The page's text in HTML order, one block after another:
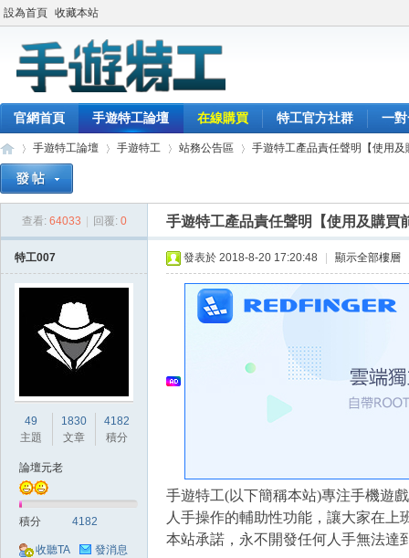
設為首頁 收藏本站
官網首頁 手遊特工論壇 在線購買 特工官方社群 一
手遊特工論壇
›
手遊特工 站務公告區
›
手遊特工產品責任聲明【使用及
查看: 64033 回覆: 0 手遊特工產品責任聲明【使用及購買
特工007
49
主題
1830
文章
4182
積分
論壇元老
積分 4182
收聽TA 發消息
發表於 2018-8-20 17:20:48 顯示全部樓層
手遊特工(以下簡稱本站)專注手機遊
人手操作的輔助性功能，讓大家在
本站承諾，永不開發任何人手無法達